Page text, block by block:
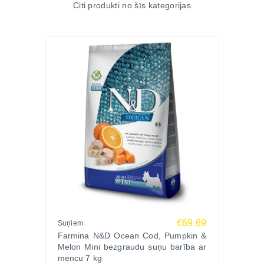
Citi produkti no šīs kategorijas
Suņiem €69.69
Farmina N&D Ocean Cod, Pumpkin &
Melon Mini bezgraudu suņu barība ar
mencu 7 kg